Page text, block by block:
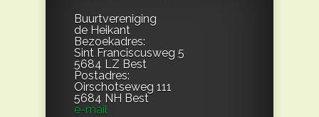
Buurtvereniging
de Heikant
Bezoekadres:
Sint Franciscusweg 5
5684 LZ Best
Postadres:
Oirschotseweg 111
5684 NH Best
e-mail